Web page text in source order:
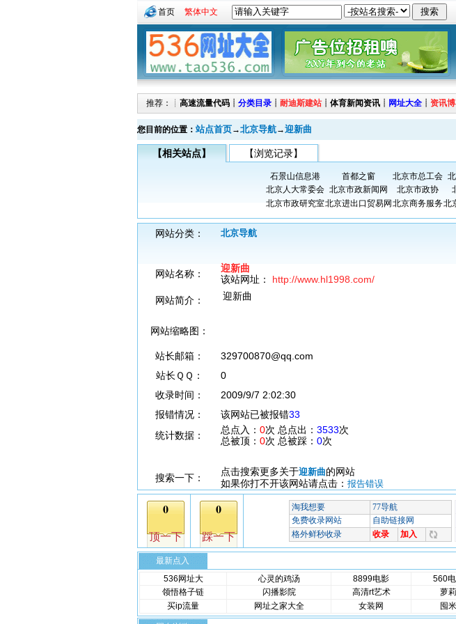
首页 繁体中文
推荐：┊ 高速流量代码 ┊ 分类目录 ┊ 耐迪斯建站 ┊ 体育新闻资讯 ┊ 网址大全 ┊ 资讯
您目前的位置： 站点首页→北京导航→迎新曲
【相关站点】 【浏览记录】
石景山信息港 首都之窗 北京市总工会
北京人大常委会 北京市政新闻网 北京市政协
北京市政研究室北京进出口贸易网 北京商务服务北
网站分类： 北京导航
网站名称：
迎新曲
该站网址： http://www.hl1998.com/
网站简介：
迎新曲
网站缩略图：
站长邮箱：
329700870@qq.com
站长ＱＱ：
0
收录时间：
2009/9/7 2:02:30
报错情况：
该网站已被报错33
统计数据：
总点入： 0次 总点出： 3533次
总被顶： 0次 总被踩： 0次
搜索一下：
点击搜索更多关于迎新曲的网站
如果你打不开该网站请点击： 报告错误
最新点入
536网址大
心灵的鸡汤 8899电影 560
领悟格子链
闪播影院 高清rt艺术 萝
买ip流量
网址之家大全 女装网 囤